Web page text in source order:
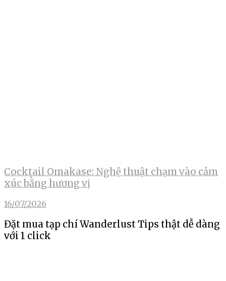
Cocktail Omakase: Nghệ thuật chạm vào cảm
xúc bằng hương vị
16/07/2026
Đặt mua tạp chí Wanderlust Tips thật dễ dàng
với 1 click